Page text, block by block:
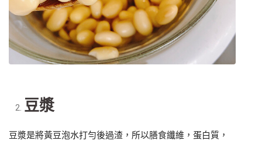
豆漿
豆漿是將黃豆泡水打勻後過渣，所以膳食纖維，蛋白質，